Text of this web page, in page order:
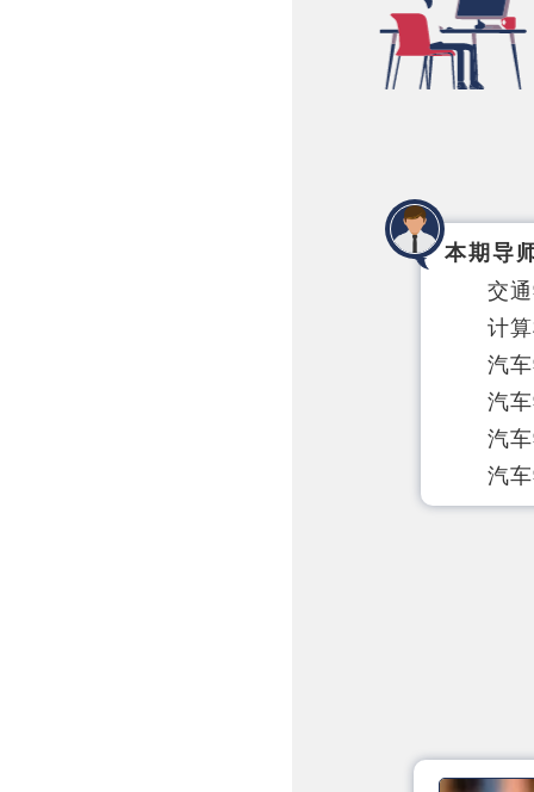
本期导
交
计
汽
汽
汽
汽